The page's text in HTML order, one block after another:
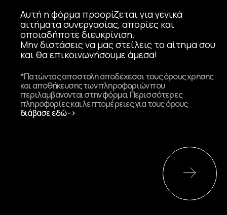
Αυτή η φόρμα προορίζεται για γενικά
αιτήματα συνεργασίας, απορίες και
οποιαδήποτε διευκρίνιση.
Μην διστάσεις να μας στείλεις το αίτημα σου
και θα επικοινωνήσουμε άμεσα!
*Πατώντας αποστολή αποδέχεσαι τους όρους χρήσης
και αποθήκευσης των πληροφοριών που
περιλαμβάνονται στην φόρμα. Περισσότερες
πληροφορίες και λεπτομέρειες για τους όρους
διάβασε εδώ ->